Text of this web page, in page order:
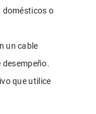
domésticos o
un cable
que utilice